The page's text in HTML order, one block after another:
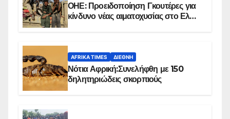
ΟΗΕ: Προειδοποίηση Γκουτέρες για
κίνδυνο νέας αιματοχυσίας στο Ελ
AFRIKA TIMES ΔΙΕΘΝΉ
Νότια Αφρική:Συνελήφθη με 150
δηλητηριώδεις σκορπιούς